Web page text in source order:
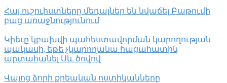
Հայ ուշուիստները մեդալներ են նվաճել Բաթումի
բաց առաջնությունում
Կիեւը կբախվի պահեստավորման կարողության
պակասի, եթե չկարողանա հացահատիկ
արտահանել Սև ծովով
Վայոց ձորի քրեական ոստիկանները